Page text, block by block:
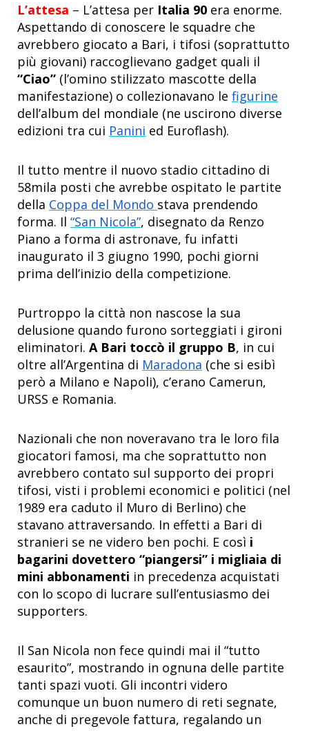
L’attesa – L’attesa per Italia 90 era enorme.
Aspettando di conoscere le squadre che
avrebbero giocato a Bari, i tifosi (soprattutto
più giovani) raccoglievano gadget quali il
“Ciao” (l’omino stilizzato mascotte della
manifestazione) o collezionavano le figurine
dell’album del mondiale (ne uscirono diverse
edizioni tra cui Panini ed Euroflash).
Il tutto mentre il nuovo stadio cittadino di
58mila posti che avrebbe ospitato le partite
della Coppa del Mondo stava prendendo
forma. Il “San Nicola”, disegnato da Renzo
Piano a forma di astronave, fu infatti
inaugurato il 3 giugno 1990, pochi giorni
prima dell’inizio della competizione.
Purtroppo la città non nascose la sua
delusione quando furono sorteggiati i gironi
eliminatori. A Bari toccò il gruppo B, in cui
oltre all’Argentina di Maradona (che si esibì
però a Milano e Napoli), c’erano Camerun,
URSS e Romania.
Nazionali che non noveravano tra le loro fila
giocatori famosi, ma che soprattutto non
avrebbero contato sul supporto dei propri
tifosi, visti i problemi economici e politici (nel
1989 era caduto il Muro di Berlino) che
stavano attraversando. In effetti a Bari di
stranieri se ne videro ben pochi. E così i
bagarini dovettero “piangersi” i migliaia di
mini abbonamenti in precedenza acquistati
con lo scopo di lucrare sull’entusiasmo dei
supporters.
Il San Nicola non fece quindi mai il “tutto
esaurito”, mostrando in ognuna delle partite
tanti spazi vuoti. Gli incontri videro
comunque un buon numero di reti segnate,
anche di pregevole fattura, regalando un